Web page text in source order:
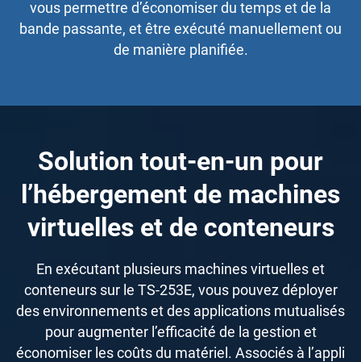
vous permettre d’économiser du temps et de la
bande passante, et être exécuté manuellement ou
de manière planifiée.
Solution tout-en-un pour
l’hébergement de machines
virtuelles et de conteneurs
En exécutant plusieurs machines virtuelles et
conteneurs sur le TS-253E, vous pouvez déployer
des environnements et des applications mutualisés
pour augmenter l’efficacité de la gestion et
économiser les coûts du matériel. Associés à l’appli